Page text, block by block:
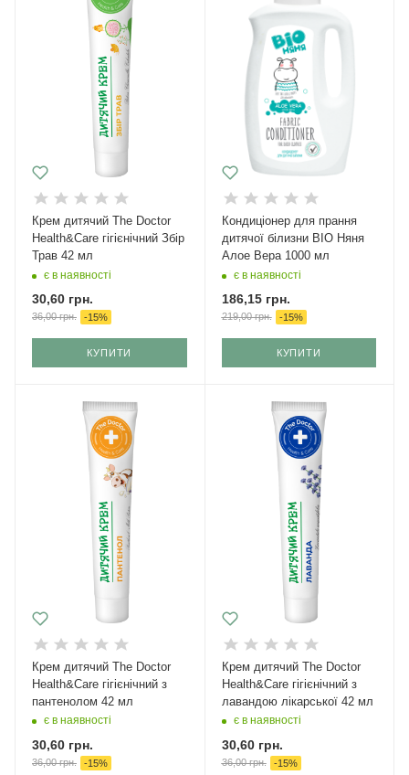
Крем дитячий The Doctor
Health&Care гігієнічний Збір
Трав 42 мл
є в наявності
30,60 грн.
36,00грн. -15%
КУПИТИ
Кондиціонер для прання
дитячої білизни BIO Няня
Алое Вера 1000 мл
є в наявності
186,15грн.
219,00грн. -15%
КУПИТИ
Крем дитячий The Doctor
Health&Care гігієнічний з
пантенолом 42 мл
є в наявності
30,60 грн.
36,00грн. -15%
Крем дитячий The Doctor
Health&Care гігієнічний з
лавандою лікарської 42 мл
є в наявності
30,60грн.
36,00грн. -15%